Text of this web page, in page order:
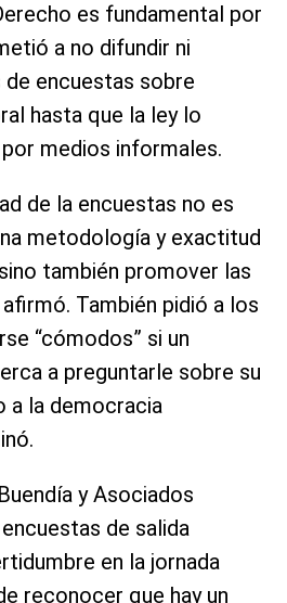
es fundamental por
a no difundir ni
encuestas sobre
hasta que la ley lo
medios informales.
de la encuestas no es
metodología y exactitud
también promover las
También pidió a los
“cómodos” si un
a preguntarle sobre su
a la democracia
y Asociados
de salida
en la jornada
reconocer que hay un